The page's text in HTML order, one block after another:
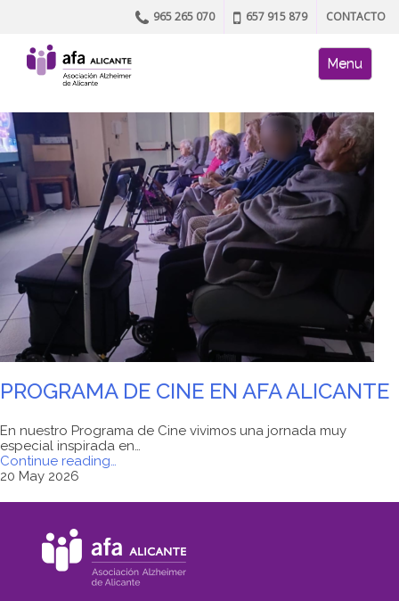
965 265 070 657 915 879 CONTACTO
AFA site
Skip to content
Menu
PROGRAMA DE CINE EN AFA ALICANTE
En nuestro Programa de Cine vivimos una jornada muy
especial inspirada en…
Continue reading
EN
ALICANTE"
…
20 May 2026